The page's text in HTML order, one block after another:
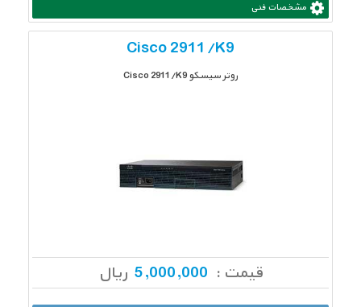
مشخصات فنی
Cisco 2911/K9
روتر سیسکو Cisco 2911/K9
قیمت : ریال